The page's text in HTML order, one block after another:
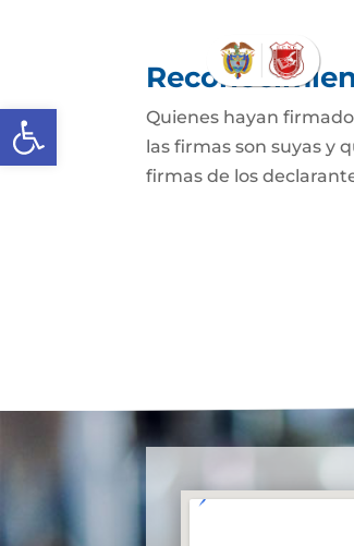
Abrir barra de herramientas
Quienes hayan
las firmas son suyas y
firmas de los